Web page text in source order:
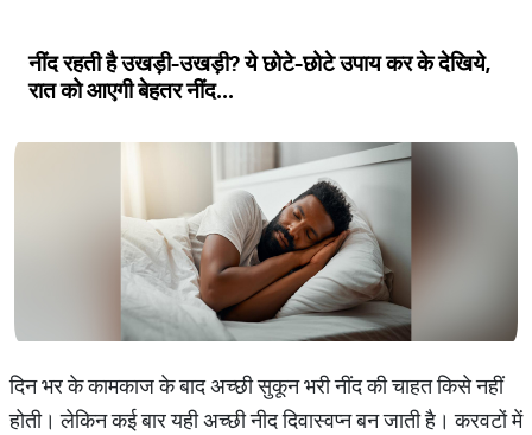
नींद रहती है उखड़ी-उखड़ी? ये छोटे-छोटे उपाय कर के देखिये,
रात को आएगी बेहतर नींद...
दिन भर के कामकाज के बाद अच्छी सुकून भरी नींद की चाहत किसे नहीं
होती। लेकिन कई बार यही अच्छी नीद दिवास्वप्न बन जाती है। करवटों में